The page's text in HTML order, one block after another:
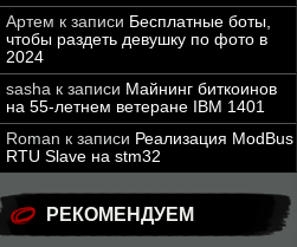
Артем к записи Бесплатные боты,
чтобы раздеть девушку по фото в
2024
sasha к записи Майнинг биткоинов
на 55-летнем ветеране IBM 1401
Roman к записи Реализация ModBus
RTU Slave на stm32
РЕКОМЕНДУЕМ